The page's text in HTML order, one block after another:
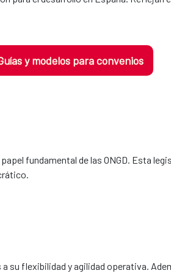
y modelos para convenios
fundamental de las ONGD. Esta
su flexibilidad y agilidad operativa.